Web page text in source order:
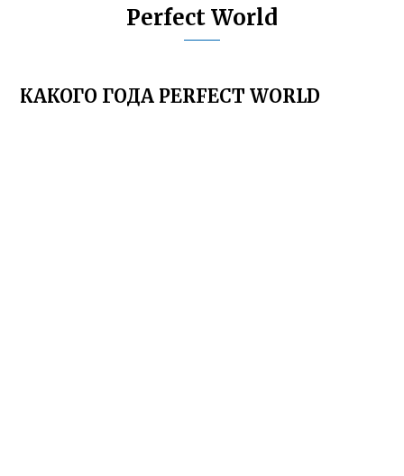
Perfect World
КАКОГО ГОДА PERFECT WORLD